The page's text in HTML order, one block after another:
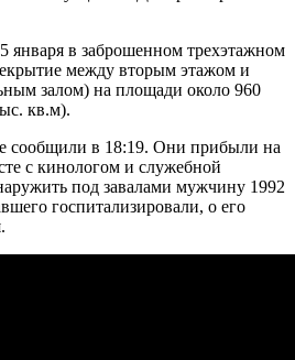
в заброшенном трехэтажном
между вторым этажом и
залом) на площади около 960
кв.м).
сообщили в 18:19. Они прибыли на
с кинологом и служебной
под завалами мужчину 1992
госпитализировали, о его